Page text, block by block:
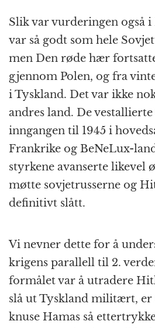
Slik var vurderingen også i
var så godt som hele
men Den røde hær
gjennom Polen, og fra
i Tyskland. Det var ikke
andres land. De
inngangen til 1945 i
Frankrike og BeNeLux-
styrkene avanserte likevel
møtte sovjetrusserne og
definitivt slått.
Vi nevner dette for å
krigens parallell til 2.
formålet var å utradere
slå ut Tyskland militært, er
knuse Hamas så